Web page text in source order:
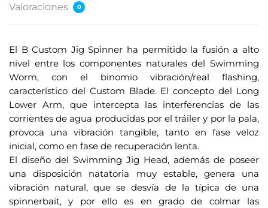
Valoraciones 0
El B Custom Jig Spinner ha permitido la fusión a alto
nivel entre los componentes naturales del Swimming
Worm, con el binomio vibración/real flashing,
característico del Custom Blade. El concepto del Long
Lower Arm, que intercepta las interferencias de las
corrientes de agua producidas por el tráiler y por la pala,
provoca una vibración tangible, tanto en fase veloz
inicial, como en fase de recuperación lenta.
El diseño del Swimming Jig Head, además de poseer
una disposición natatoria muy estable, genera una
vibración natural, que se desvía de la típica de una
spinnerbait, y por ello es en grado de colmar las